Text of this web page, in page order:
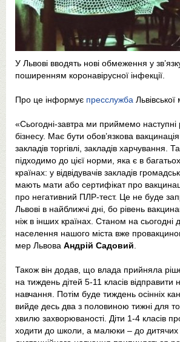
У Львові вводять нові обмеження у
поширенням коронавірусної інфекції.
Про це інформує пресслужба Львівської
«Сьогодні-завтра ми приймемо
бізнесу. Має бути обов’язкова вакцинація
закладів торгівлі, закладів харчування.
підходимо до цієї норми, яка є в
країнах: у відвідувачів закладів
мають мати або сертифікат про
про негативний ПЛР-тест. Це не буде
Львові в найближчі дні, бо рівень
ніж в інших країнах. Станом на сьогодні
населення нашого міста вже
мер Львова Андрій Садовий
Також він додав, що влада прийняла
на тиждень дітей 5-11 класів відправити
навчання. Потім буде тиждень осінніх
вийде десь два з половиною тижні для
хвилю захворюваності. Діти 1-4 класів
ходити до школи, а малюки – до дитячих